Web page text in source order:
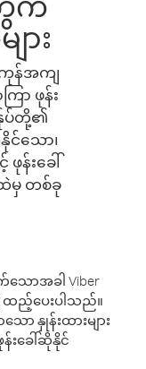
ား
န်အကျ
ြာ ဖုန်း
န်ုပ်တို့၏
င်သော၊
န်းခေါ်
မှ တစ်ခု
ာအခါ Viber
ည့်ပေးပါသည်။
နှုန်းထားများ
းခေါ်ဆိုနိုင်